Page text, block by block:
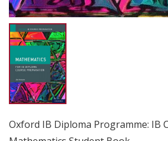
Oxford IB Diploma Programme: IB